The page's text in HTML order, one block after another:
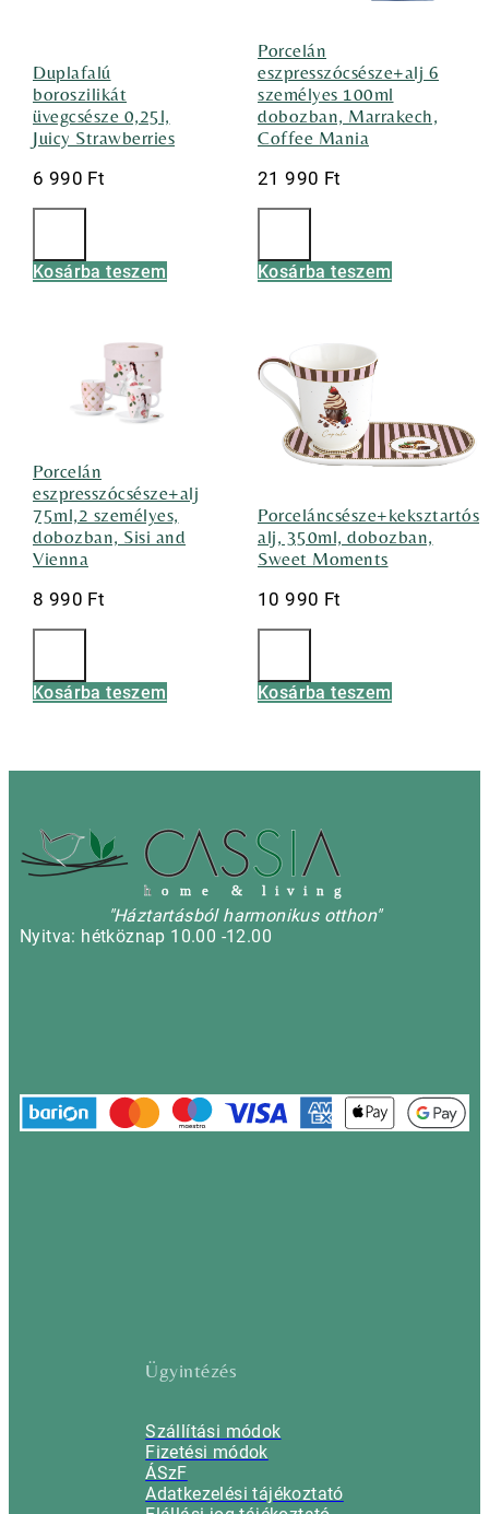
Duplafalú
boroszilikát
üvegcsésze 0,25l,
Juicy Strawberries
6 990 Ft
Kosárba teszem
Porcelán
eszpresszócsésze+alj 6
személyes 100ml
dobozban, Marrakech,
Coffee Mania
21 990 Ft
Kosárba teszem
Porcelán
eszpresszócsésze+alj
75ml,2 személyes,
dobozban, Sisi and
Vienna
8 990 Ft
Kosárba teszem
Porceláncsésze+keksztartós
alj, 350ml, dobozban,
Sweet Moments
10 990 Ft
Kosárba teszem
h o m e & l i v i n g
"Háztartásból harmonikus otthon"
Nyitva: hétköznap 10.00 -12.00
Ügyintézés
Szállítási módok
Fizetési módok
ÁSzF
Adatkezelési tájékoztató